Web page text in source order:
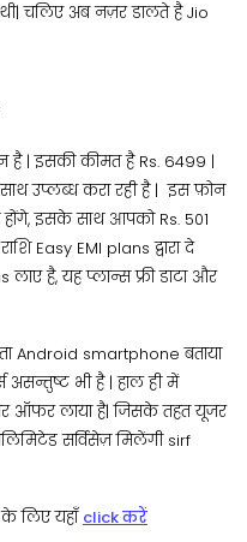
चलिए अब नज़र डालते है Jio
है | इसकी कीमत है Rs. 6499 |
उप्लब्ध करा रही है | इस फ़ोन
इसके साथ आपको Rs. 501
Easy EMI plans द्वारा दे
है, यह प्लान्स फ्री डाटा और
Android smartphone बताया
असन्तुष्ट भी है | हाल ही में
ऑफर लाया है| जिसके तहत यूजर
सर्विसेज़ मिलेंगी sirf
लिए यहाँ click करें